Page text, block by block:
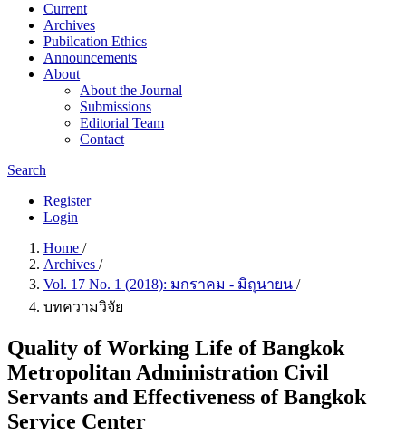
Current
Archives
Pubilcation Ethics
Announcements
About
About the Journal
Submissions
Editorial Team
Contact
Search
Register
Login
Home /
Archives /
Vol. 17 No. 1 (2018): มกราคม - มิถุนายน /
บทความวิจัย
Quality of Working Life of Bangkok
Metropolitan Administration Civil
Servants and Effectiveness of Bangkok
Service Center